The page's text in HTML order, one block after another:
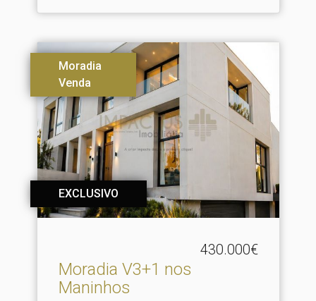
Moradia
Venda
EXCLUSIVO
430.000€
Moradia V3+1 nos
Maninhos